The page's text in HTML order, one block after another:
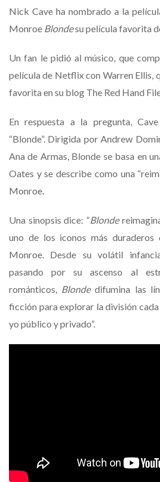
Nick Cave ha nombrado a la
Monroe Blondesu película favorita
Un fan le pidió al músico, que
película de Netflix con Warren Ellis,
favorita en su blog The Red Hand
En respuesta a la pregunta,
“Blonde”. Dirigida por Andrew
Ana de Armas, Blonde se basa en
Oates y se describe como una
Monroe.
Una sinopsis dice: “Blonde
uno de los iconos más
Monroe. Desde su volátil
pasando por su ascenso al
románticos, Blondedifumina las
ficción para explorar la división cada
yo público y privado”.